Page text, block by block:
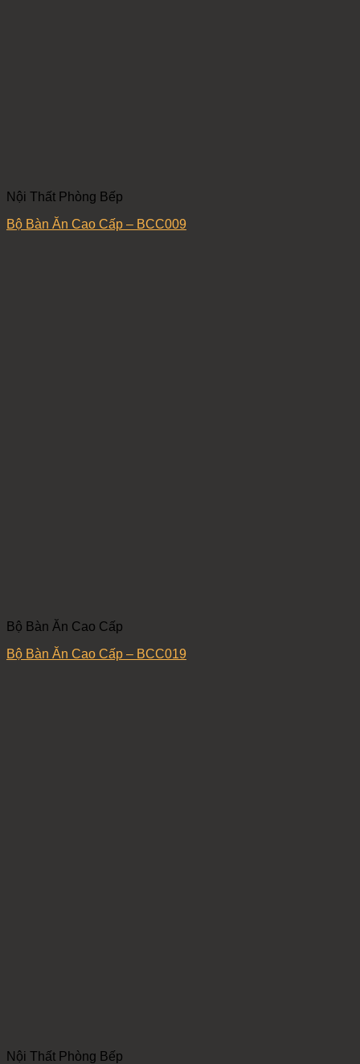
Nội Thất Phòng Bếp
Bộ Bàn Ăn Cao Cấp – BCC009
Bộ Bàn Ăn Cao Cấp
Bộ Bàn Ăn Cao Cấp – BCC019
Nội Thất Phòng Bếp